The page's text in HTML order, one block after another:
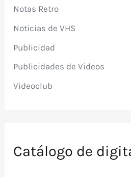
Notas Retro
Noticias de VHS
Publicidad
Publicidades de Videos
Videoclub
Catálogo de